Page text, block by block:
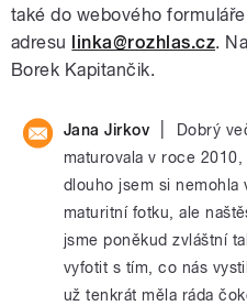
také do webového
adresu linka@rozhlas.cz.
Borek Kapitančik.
Jana Jirkov
Dobrý
maturovala v roce
dlouho jsem si nemohla
maturitní fotku, ale
jsme poněkud zvláštní
vyfotit s tím, co nás
už tenkrát měla ráda